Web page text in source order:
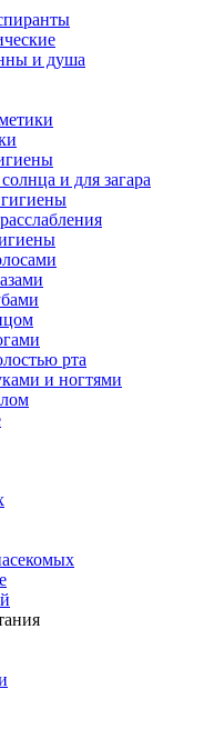
и душа
и для загара
рта
и ногтями